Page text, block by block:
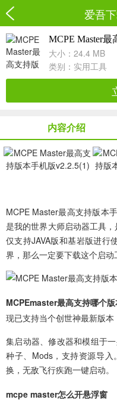
爱吾
MCPE Master
大小：24.4 MB
类别： 实用工具
内容介绍
MCPE Master最高支持版本
是我的世界大师启动器工具
仅支持JAVA版和基岩版进行
界，那么一定要下载这个启动
MCPEmaster最高支持哪个
现已支持当个创世神最新版本
集启动器、修改器和模组于
种子、Mods，支持资源导
换，无敌飞行疾跑一键启动。
mcpe master怎么开悬浮窗